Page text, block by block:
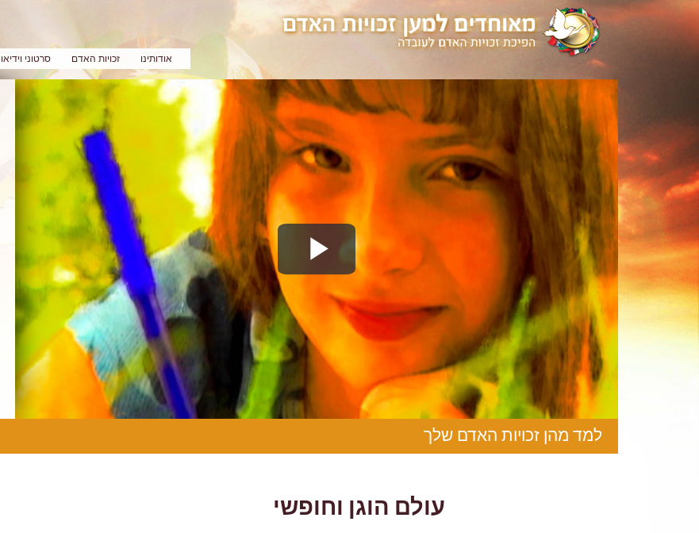
אודותינו זכויות האדם סרטוני וידיאו
Play
Video
למד מהן זכויות האדם שלך
עולם הוגן וחופשי